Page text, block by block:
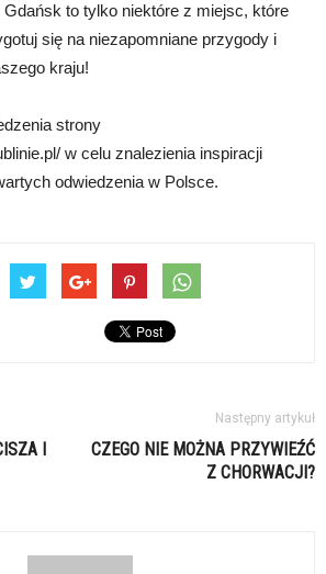
to tylko niektóre z miejsc, które
się na niezapomniane przygody i
kraju!
strony
w celu znalezienia inspiracji
odwiedzenia w Polsce.
I
Następny artykuł
CZEGO NIE MOŻNA PRZYWIEŹĆ
Z CHORWACJI?